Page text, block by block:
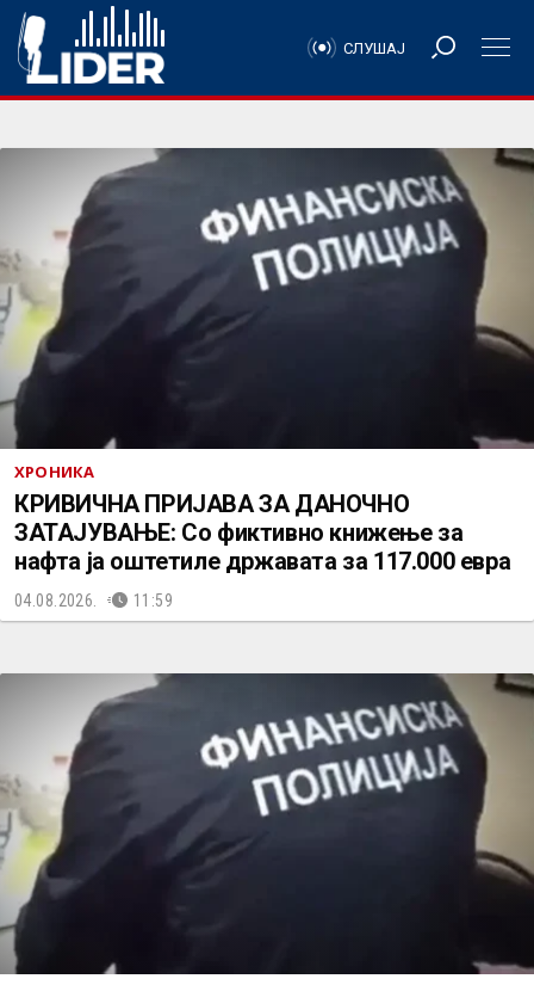
СЛУШАЈ
ХРОНИКА
КРИВИЧНА ПРИЈАВА ЗА ДАНОЧНО
ЗАТАЈУВАЊЕ: Со фиктивно книжење за
нафта ја оштетиле државата за 117.000 евра
04.08.2026. 11:59